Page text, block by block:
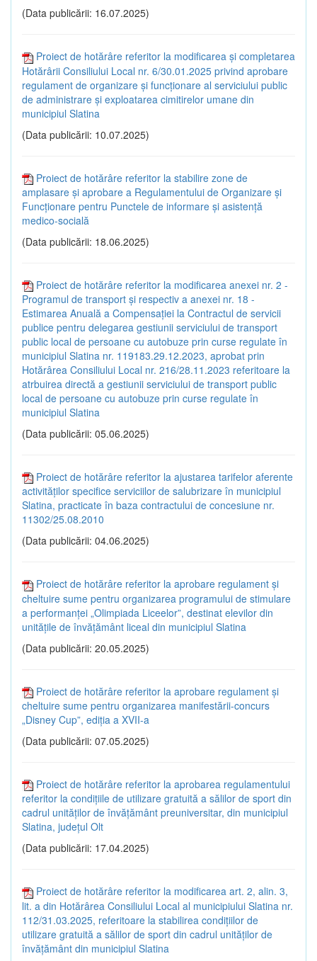
(Data publicării: 16.07.2025)
Proiect de hotărâre referitor la modificarea și completarea
Hotărârii Consiliului Local nr. 6/30.01.2025 privind aprobare
regulament de organizare și funcționare al serviciului public
de administrare și exploatarea cimitirelor umane din
municipiul Slatina
(Data publicării: 10.07.2025)
Proiect de hotărâre referitor la stabilire zone de
amplasare și aprobare a Regulamentului de Organizare și
Funcționare pentru Punctele de informare și asistență
medico-socială
(Data publicării: 18.06.2025)
Proiect de hotărâre referitor la modificarea anexei nr. 2 -
Programul de transport și respectiv a anexei nr. 18 -
Estimarea Anuală a Compensației la Contractul de servicii
publice pentru delegarea gestiunii serviciului de transport
public local de persoane cu autobuze prin curse regulate în
municipiul Slatina nr. 119183.29.12.2023, aprobat prin
Hotărârea Consiliului Local nr. 216/28.11.2023 referitoare la
atrbuirea directă a gestiunii serviciului de transport public
local de persoane cu autobuze prin curse regulate în
municipiul Slatina
(Data publicării: 05.06.2025)
Proiect de hotărâre referitor la ajustarea tarifelor aferente
activităților specifice serviciilor de salubrizare în municipiul
Slatina, practicate în baza contractului de concesiune nr.
11302/25.08.2010
(Data publicării: 04.06.2025)
Proiect de hotărâre referitor la aprobare regulament și
cheltuire sume pentru organizarea programului de stimulare
a performanței „Olimpiada Liceelor”, destinat elevilor din
unitățile de învățământ liceal din municipiul Slatina
(Data publicării: 20.05.2025)
Proiect de hotărâre referitor la aprobare regulament și
cheltuire sume pentru organizarea manifestării-concurs
„Disney Cup”, ediția a XVII-a
(Data publicării: 07.05.2025)
Proiect de hotărâre referitor la aprobarea regulamentului
referitor la condițiile de utilizare gratuită a sălilor de sport din
cadrul unităților de învățământ preuniversitar, din municipiul
Slatina, județul Olt
(Data publicării: 17.04.2025)
Proiect de hotărâre referitor la modificarea art. 2, alin. 3,
lit. a din Hotărârea Consiliului Local al municipiului Slatina nr.
112/31.03.2025, referitoare la stabilirea condițiilor de
utilizare gratuită a sălilor de sport din cadrul unităților de
învățământ din municipiul Slatina